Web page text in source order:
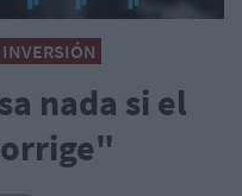
nada si el